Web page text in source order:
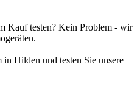
Kauf testen? Kein Problem - wir
Hilden und testen Sie unsere